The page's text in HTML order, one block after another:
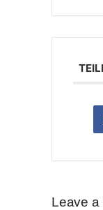
Leave a